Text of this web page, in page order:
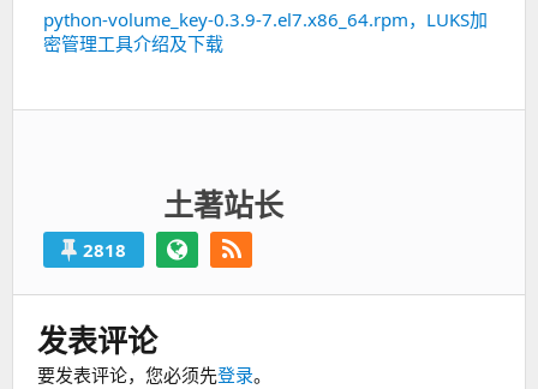
下
一
python-volume_key-0.3.9-7.el7.x86_64.rpm，LUKS加
密管理工具介绍及下载
土著站长
2818
发表评论
要发表评论，您必须先登录。